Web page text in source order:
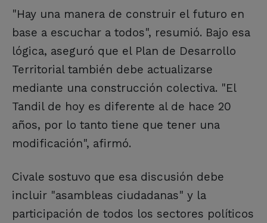
"Hay una manera de construir el futuro en
base a escuchar a todos", resumió. Bajo esa
lógica, aseguró que el Plan de Desarrollo
Territorial también debe actualizarse
mediante una construcción colectiva. "El
Tandil de hoy es diferente al de hace 20
años, por lo tanto tiene que tener una
modificación", afirmó.
Civale sostuvo que esa discusión debe
incluir "asambleas ciudadanas" y la
participación de todos los sectores políticos